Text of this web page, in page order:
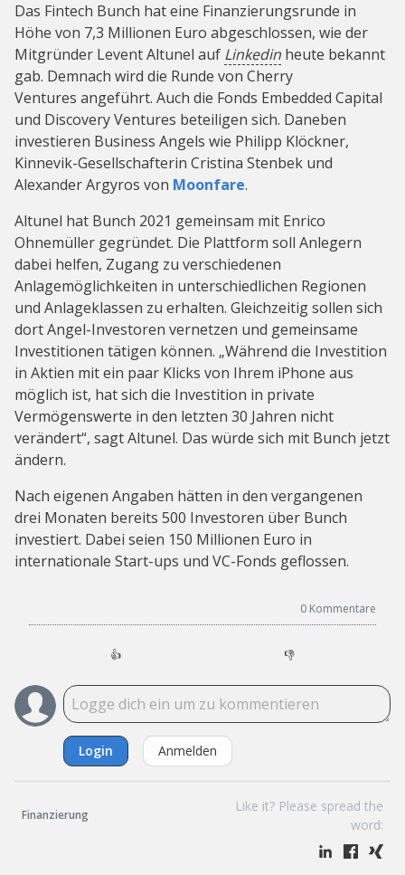
Das Fintech Bunch hat eine Finanzierungsrunde in
Höhe von 7,3 Millionen Euro abgeschlossen, wie der
Mitgründer Levent Altunel auf Linkedin heute bekannt
gab. Demnach wird die Runde von Cherry
Ventures angeführt. Auch die Fonds Embedded Capital
und Discovery Ventures beteiligen sich. Daneben
investieren Business Angels wie Philipp Klöckner,
Kinnevik-Gesellschafterin Cristina Stenbek und
Alexander Argyros von Moonfare.
Altunel hat Bunch 2021 gemeinsam mit Enrico
Ohnemüller gegründet. Die Plattform soll Anlegern
dabei helfen, Zugang zu verschiedenen
Anlagemöglichkeiten in unterschiedlichen Regionen
und Anlageklassen zu erhalten. Gleichzeitig sollen sich
dort Angel-Investoren vernetzen und gemeinsame
Investitionen tätigen können. „Während die Investition
in Aktien mit ein paar Klicks von Ihrem iPhone aus
möglich ist, hat sich die Investition in private
Vermögenswerte in den letzten 30 Jahren nicht
verändert“, sagt Altunel. Das würde sich mit Bunch jetzt
ändern.
Nach eigenen Angaben hätten in den vergangenen
drei Monaten bereits 500 Investoren über Bunch
investiert. Dabei seien 150 Millionen Euro in
internationale Start-ups und VC-Fonds geflossen.
0 Kommentare
👍 👎
Login Anmelden
Finanzierung
Like it? Please spread the
word: